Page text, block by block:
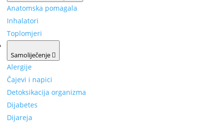
Anatomska pomagala
Inhalatori
Toplomjeri
Samoliječenje
Alergije
Čajevi i napici
Detoksikacija organizma
Dijabetes
Dijareja